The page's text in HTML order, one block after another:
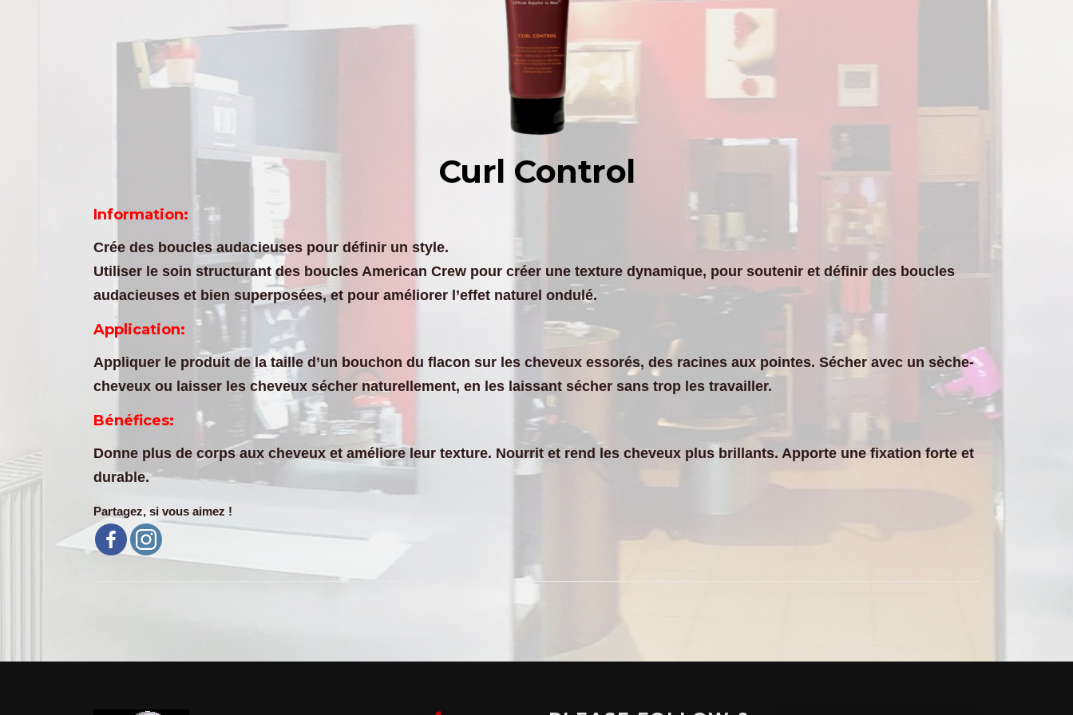
Curl Control
Information:
Crée des boucles audacieuses pour définir un style.
Utiliser le soin structurant des boucles American Crew pour créer une texture dynamique, pour soutenir et définir des boucles
audacieuses et bien superposées, et pour améliorer l’effet naturel ondulé.
Application:
Appliquer le produit de la taille d’un bouchon du flacon sur les cheveux essorés, des racines aux pointes. Sécher avec un sèche-
cheveux ou laisser les cheveux sécher naturellement, en les laissant sécher sans trop les travailler.
Bénéfices:
Donne plus de corps aux cheveux et améliore leur texture. Nourrit et rend les cheveux plus brillants. Apporte une fixation forte et
durable.
Partagez, si vous aimez !